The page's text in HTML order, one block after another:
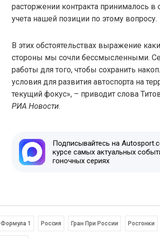
расторжении контракта принималось в
учета нашей позиции по этому вопросу.
В этих обстоятельствах выражение
стороны мы сочли бессмысленными.
работы для того, чтобы сохранить
условия для развития автоспорта на
текущий фокус», – приводит слова
РИА Новости.
Подписывайтесь на
курсе самых актуальных
гоночных сериях
Формула 1 Россия Гран При России Росгонки